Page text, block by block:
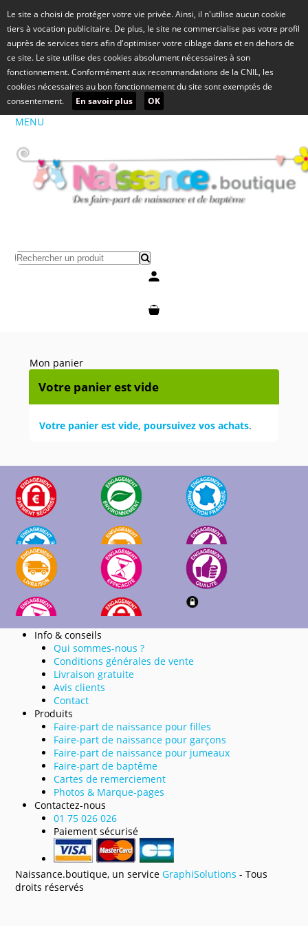
Le site a choisi de protéger votre vie privée. Ainsi, il n'utilise aucun cookie
tiers à vocation publicitaire. De plus, le site ne commercialise pas votre profil
auprès de services tiers afin d'optimiser votre ciblage dans et en dehors de
ce site. Le site utilise des cookies absolument nécessaires à son
fonctionnement. Conformément aux recommandations de la CNIL, les
cookies nécessaires au bon fonctionnement du site sont exemptés de
consentement.
En savoir plus OK
MENU
Mon panier
Votre panier est vide
Votre panier est vide, poursuivez vos achats.
Info & conseils
Qui sommes-nous ?
Conditions générales de vente
Livraison gratuite
Avis clients
Contact
Produits
Faire-part de naissance pour filles
Faire-part de naissance pour garçons
Faire-part de naissance pour jumeaux
Faire-part de baptême
Cartes de remerciement
Photos & Marque-pages
Contactez-nous
01 75 026 026
Paiement sécurisé
Naissance.boutique, un serviceGraphiSolutions - Tous
droits réservés